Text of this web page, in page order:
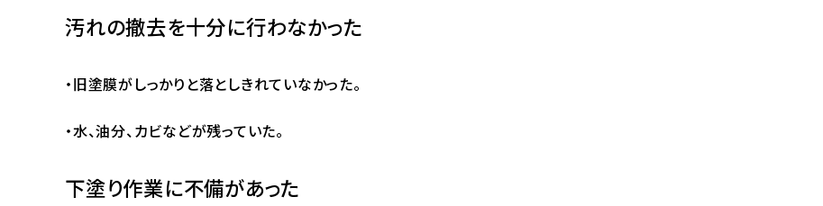
汚れの撤去を十分に行わなかった
・旧塗膜がしっかりと落としきれていなかった。
・水、油分、カビなどが残っていた。
下塗り作業に不備があった